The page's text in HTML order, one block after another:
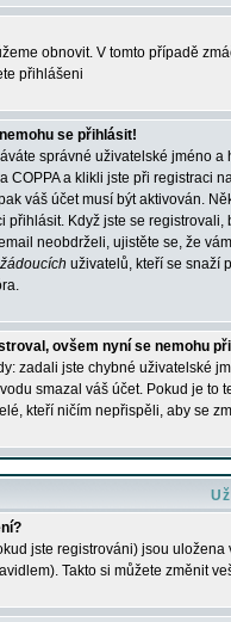
obnovit. V tomto případě
přihlášeni
se přihlásit!
správné uživatelské jméno
COPPA a klikli jste při registraci
váš účet musí být aktivován.
přihlásit. Když jste se
neobdrželi, ujistěte se, že
uživatelů, kteří se snaží
ovšem nyní se nemohu
zadali jste chybné uživatelské
smazal váš účet. Pokud je to
kteří ničím nepřispěli, aby se
jste registrováni) jsou
Takto si můžete změnit